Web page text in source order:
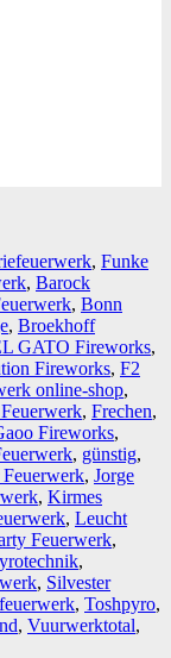
, Funke
, Barock
, Bonn
, Broekhoff
GATO Fireworks,
Fireworks, F2
online-shop,
, Frechen,
Fireworks,
, günstig,
, Jorge
, Kirmes
, Leucht
Feuerwerk,
,
, Silvester
, Toshpyro,
, Vuurwerktotal,